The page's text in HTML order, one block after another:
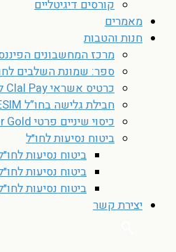
קורסים דיגיטליים
מאמרים
חנות והטבות
מרכז המחשבונים
ספר: שמונת השלבים
כרטיס אשראי Clal Pay ללא דמי כרטיס
חבילת גלישה בחו”ל ESIM
כיסוי שיניים פרטי MyDoctor Gold
ביטוח נסיעות לחו״ל
ביטוח נסיעות
ביטוח נסיעות
ביטוח נסיעות
יצירת קשר